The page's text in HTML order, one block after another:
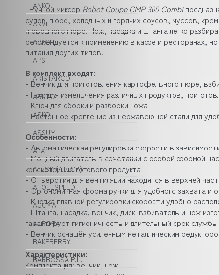
ANKO
ANVIL
APACH
APS
ARISTARCO
ARKTO
ASKO
ASSUM
ATA
ATESY (АТЕСИ)
ATOLLSPEED
AUCMA
AURORA
BAKEBERRY
BARBOSSA P.L.
Ручной миксер Robot Coupe CMP 300 Combi
супов-пюре, холодных и горячих соусов, муссов,
и овощного пюре. Нож, насадка и штанга легко
рекомендуется к применению в кафе и ресторанах,
питания других типов.
В комплект входят:
- Венчик для приготовления картофельного пюре,
- Нож для измельчения различных продуктов,
- Ключ для сборки и разборки ножа
- Настенное крепление из нержавеющей стали для
Особенности:
- Автоматическая регулировка скорости в
- Мощный двигатель в сочетании с особой формой
консистенцию готового продукта
- Отверстия для вентиляции находятся в верхней
- Эргономичная форма ручки для удобного захвата и
- Кнопка плавной регулировки скорости удобно
- Штанга, насадка, венчик, диск-взбиватель и нож
гарантирует гигиеничность и длительный срок
- Венчик оснащён усиленным металлическим
Характеристики:
Комплектация: венчик, нож